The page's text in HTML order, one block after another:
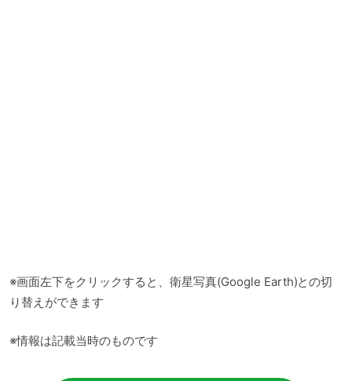
※画面左下をクリックすると、衛星写真(Google Earth)との切
り替えができます
※情報は記載当時のものです